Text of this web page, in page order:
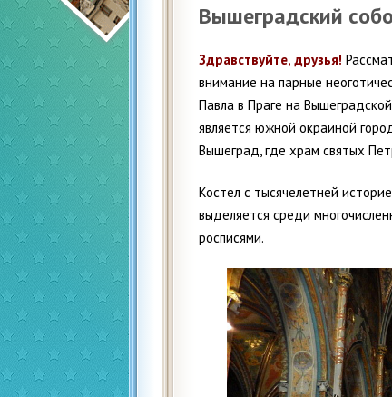
Вышеградский
Здравствуйте, друзья!
внимание на парные
Павла в Праге на
является южной окраиной
Вышеград, где храм святых
Костел с тысячелетней
выделяется среди
росписями.